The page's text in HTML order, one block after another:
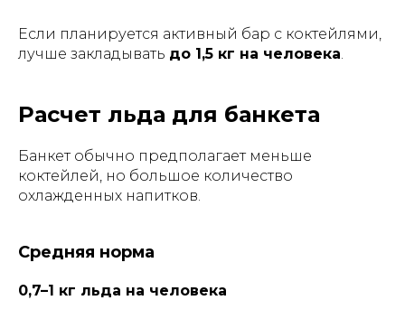
Если планируется активный бар с коктейлями,
лучше закладывать до 1,5 кг на человека.
Расчет льда для банкета
Банкет обычно предполагает меньше
коктейлей, но большое количество
охлажденных напитков.
Средняя норма
0,7–1 кг льда на человека